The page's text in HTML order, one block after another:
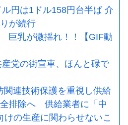
ル円は1ドル158円台半ば 介
が続行
巨乳が微揺れ！！【GIF動
産党の街宣車、ほんと碌で
関連技術保護を重視し供給
排除へ 供給業者に「中
けの生産に関わらせないこ